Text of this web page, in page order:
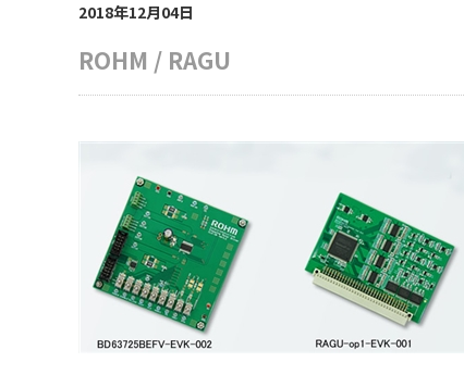
2018年12月04日
ROHM / RAGU